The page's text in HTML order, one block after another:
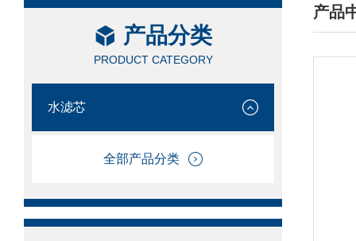
产品分类
PRODUCT CATEGORY
水滤芯
全部产品分类
产品
/